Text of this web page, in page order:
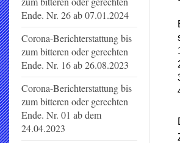
Ende. Nr. 26 ab 07.01.2024
Corona-Berichterstattung bis
zum bitteren oder gerechten
Ende. Nr. 16 ab 26.08.2023
Corona-Berichterstattung bis
zum bitteren oder gerechten
Ende. Nr. 01 ab dem
24.04.2023